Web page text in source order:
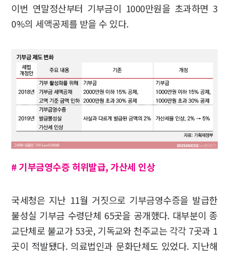
이번 연말정산부터 기부금이 1000만원을 초과하면 3
0%의 세액공제를 받을 수 있다.
#기부금영수증 허위발급,가산세 인상
국세청은 지난 11월 거짓으로 기부금영수증을 발급한
불성실 기부금 수령단체 65곳을 공개했다. 대부분이 종
교단체로 불교가 53곳, 기독교와 천주교는 각각 7곳과 1
곳이 적발됐다. 의료법인과 문화단체도 있었다. 지난해